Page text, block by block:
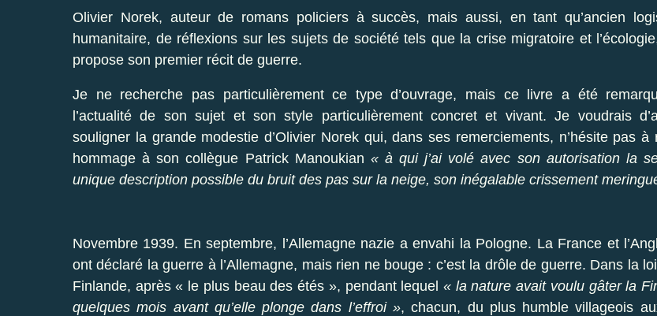
Olivier Norek, auteur de romans policiers à succès, mais aussi, en tant qu’ancien
humanitaire, de réflexions sur les sujets de société tels que la crise migratoire et
propose son premier récit de guerre.
Je ne recherche pas particulièrement ce type d’ouvrage, mais ce livre a été
l’actualité de son sujet et son style particulièrement concret et vivant. Je voudrais
souligner la grande modestie d’Olivier Norek qui, dans ses remerciements, n’hésite pas à
hommage à son collègue Patrick Manoukian « à qui j’ai volé avec son autorisation la
unique description possible du bruit des pas sur la neige, son inégalable crissement
Novembre 1939. En septembre, l’Allemagne nazie a envahi la Pologne. La France et
ont déclaré la guerre à l’Allemagne, mais rien ne bouge : c’est la drôle de guerre. Dans la
Finlande, après « le plus beau des étés », pendant lequel « la nature avait voulu gâter la
quelques mois avant qu’elle plonge dans l’effroi », chacun, du plus humble villageois